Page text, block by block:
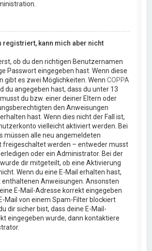
registriert, kann mich aber nicht
ob du den richtigen Benutzernamen
Passwort eingegeben hast. Wenn diese
gibt es zwei Möglichkeiten. WennCOPPA
du angegeben hast, dass du unter 13
du bzw. einer deiner Eltern oder
den Anweisungen
hast. Wenn dies nicht der Fall ist,
vielleicht aktiviert werden. Bei
müssen alle neu angemeldeten
freigeschaltet werden – entweder musst
oder ein Administrator. Bei der
dir mitgeteilt, ob eine Aktivierung
Wenn du eine E-Mail erhalten hast,
Anweisungen. Ansonsten
E-Mail-Adresse korrekt eingegeben
Mail von einem Spam-Filter blockiert
dir sicher bist, dass deine E-Mail-
eingegeben wurde, dann kontaktiere